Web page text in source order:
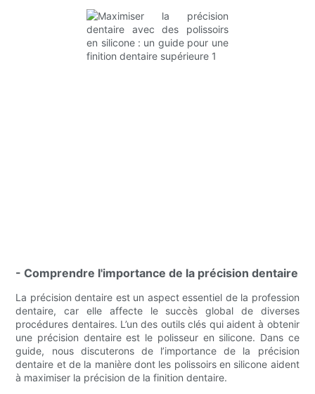
- Comprendre l'importance de la précision dentaire
La précision dentaire est un aspect essentiel de la profession
dentaire, car elle affecte le succès global de diverses
procédures dentaires. L’un des outils clés qui aident à obtenir
une précision dentaire est le polisseur en silicone. Dans ce
guide, nous discuterons de l’importance de la précision
dentaire et de la manière dont les polissoirs en silicone aident
à maximiser la précision de la finition dentaire.